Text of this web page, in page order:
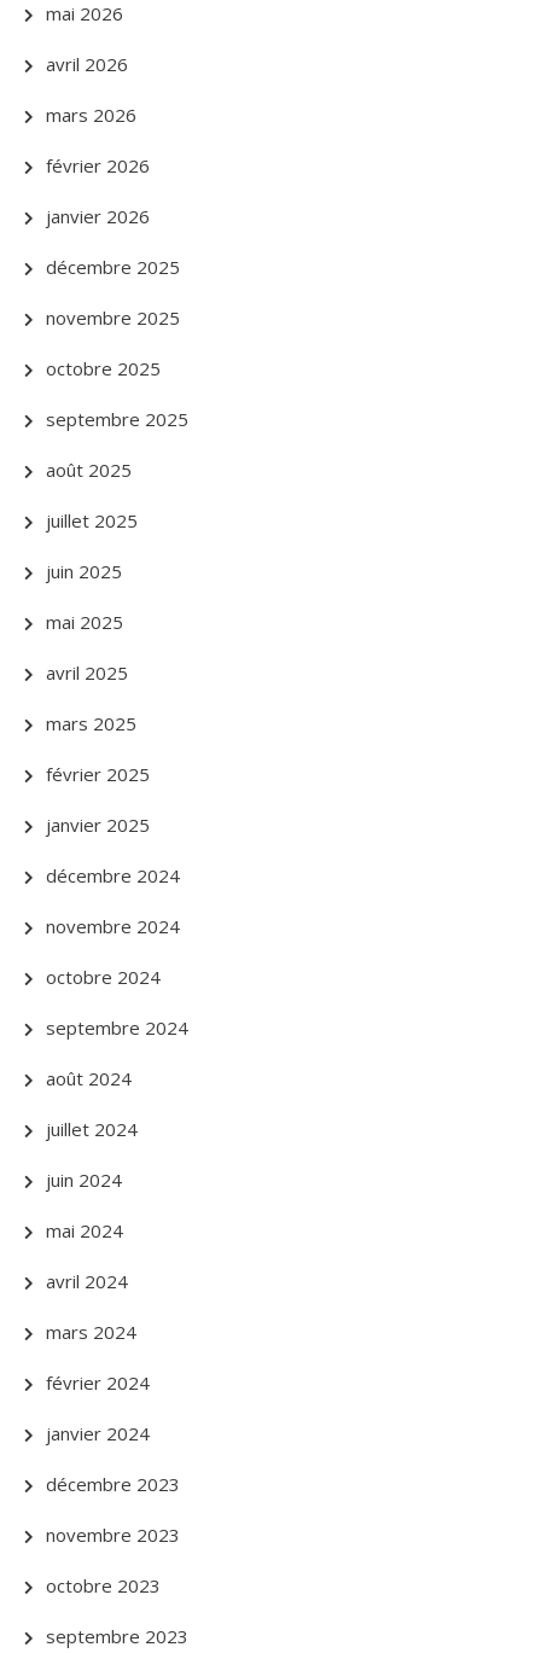
mai 2026
avril 2026
mars 2026
février 2026
janvier 2026
décembre 2025
novembre 2025
octobre 2025
septembre 2025
août 2025
juillet 2025
juin 2025
mai 2025
avril 2025
mars 2025
février 2025
janvier 2025
décembre 2024
novembre 2024
octobre 2024
septembre 2024
août 2024
juillet 2024
juin 2024
mai 2024
avril 2024
mars 2024
février 2024
janvier 2024
décembre 2023
novembre 2023
octobre 2023
septembre 2023